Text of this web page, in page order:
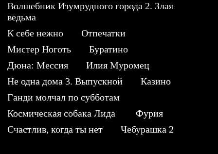
Волшебник Изумрудного города 2. Злая
ведьма
К себе нежно
Отпечатки
Мистер Ноготь
Буратино
Дюна: Мессия
Илия Муромец
Не одна дома 3. Выпускной
Казино
Ганди молчал по субботам
Космическая собака Лида
Фурия
Счастлив, когда ты нет
Чебурашка 2